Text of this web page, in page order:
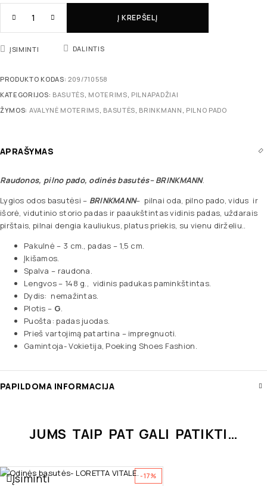
Į KREPŠELĮ
ĮSIMINTI DALINTIS
PRODUKTO KODAS: 209/710558
KATEGORIJOS: BASUTĖS MOTERIMS PILNAPADŽIAI
ŽYMOS: AVALYNĖ MOTERIMS BASUTĖS BRINKMANN PILNO PADO
APRAŠYMAS
Raudonos, pilno pado, odinės basutės– BRINKMANN.
Lygios odos basutėsi – BRINKMANN– pilnai oda, pilno pado, vidus ir
išorė, vidutinio storio padas ir paaukštintas vidinis padas, uždarais
pirštais, pilnai dengia kauliukus, platus priekis, su vienu dirželiu..
Pakulnė – 3 cm., padas – 1,5 cm.
Įkišamos.
Spalva – raudona.
Lengvos – 148 g., vidinis padukas paminkštintas.
Dydis: nemažintas.
Plotis – G.
Puošta: padas juodas.
Prieš vartojimą patartina – impregnuoti.
Gamintoja- Vokietija, Poeking Shoes Fashion.
PAPILDOMA INFORMACIJA
JUMS TAIP PAT GALI PATIKTI…
-17%
Įsiminti